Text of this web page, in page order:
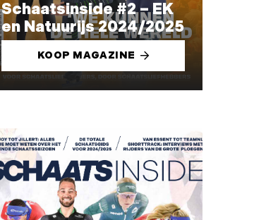
Schaatsinside #2 – EK
en Natuurijs 2024/2025
KOOP MAGAZINE